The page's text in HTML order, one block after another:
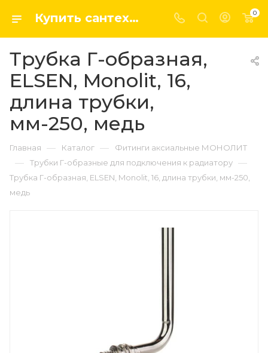
Купить сантехнику, системы отопление и водоснабжения оптом и в розницу в интернет-магазине elsen-opt.ru 0
Трубка Г-образная,
ELSEN, Monolit, 16,
длина трубки,
мм-250, медь
Главная — Каталог — Фитинги аксиальные МОНОЛИТ
— Трубки Г-образные для подключения к радиатору —
Трубка Г-образная, ELSEN, Monolit, 16, длина трубки, мм-250,
медь